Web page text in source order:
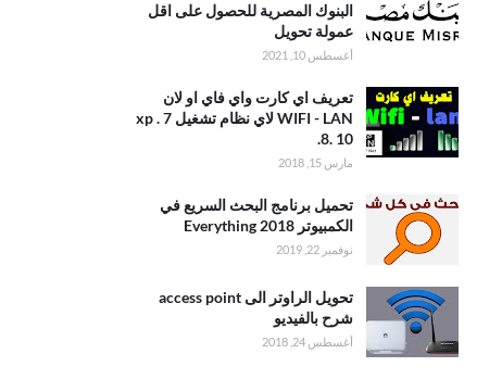
البنوك المصرية للحصول على اقل
عمولة تحويل
أغسطس 10, 2021
تعريف اي كارت واي فاي او لان
WIFI - LAN لاي نظام تشغيل xp . 7
.8. 10
مارس 15, 2018
تحميل برنامج البحث السريع في
الكمبيوتر 2018 Everything
نوفمبر 22, 2019
تحويل الراوتر الى access point
شرح بالفيديو
أغسطس 24, 2018